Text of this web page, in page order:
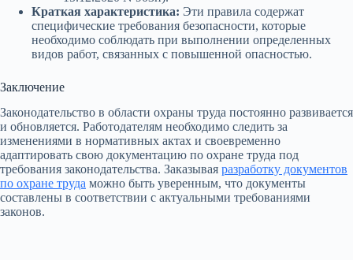
Краткая характеристика: Эти правила содержат
специфические требования безопасности, которые
необходимо соблюдать при выполнении определенных
видов работ, связанных с повышенной опасностью.
Заключение
Законодательство в области охраны труда постоянно развивается
и обновляется. Работодателям необходимо следить за
изменениями в нормативных актах и своевременно
адаптировать свою документацию по охране труда под
требования законодательства. Заказывая разработку документов
по охране труда можно быть уверенным, что документы
составлены в соответствии с актуальными требованиями
законов.